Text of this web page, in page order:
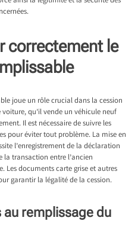
correctement le
joue un rôle crucial dans la cession
qu’il vende un véhicule neuf
Il est nécessaire de suivre les
pour éviter tout problème. La mise en
l’enregistrement de la déclaration
transaction entre l’ancien
Les documents carte grise et autres
garantir la légalité de la cession.
au remplissage du